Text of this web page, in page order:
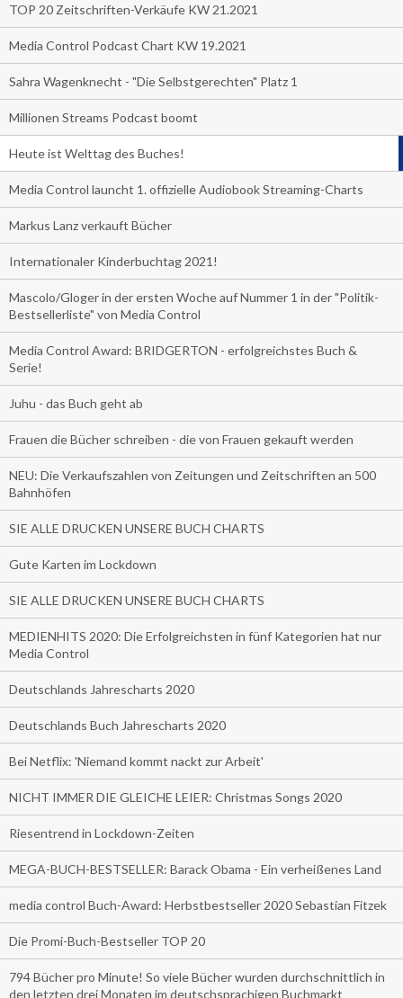
TOP 20 Zeitschriften-Verkäufe KW 21.2021
Media Control Podcast Chart KW 19.2021
Sahra Wagenknecht - "Die Selbstgerechten" Platz 1
Millionen Streams Podcast boomt
Heute ist Welttag des Buches!
Media Control launcht 1. offizielle Audiobook Streaming-Charts
Markus Lanz verkauft Bücher
Internationaler Kinderbuchtag 2021!
Mascolo/Gloger in der ersten Woche auf Nummer 1 in der "Politik-
Bestsellerliste" von Media Control
Media Control Award: BRIDGERTON - erfolgreichstes Buch &
Serie!
Juhu - das Buch geht ab
Frauen die Bücher schreiben - die von Frauen gekauft werden
NEU: Die Verkaufszahlen von Zeitungen und Zeitschriften an 500
Bahnhöfen
SIE ALLE DRUCKEN UNSERE BUCH CHARTS
Gute Karten im Lockdown
SIE ALLE DRUCKEN UNSERE BUCH CHARTS
MEDIENHITS 2020: Die Erfolgreichsten in fünf Kategorien hat nur
Media Control
Deutschlands Jahrescharts 2020
Deutschlands Buch Jahrescharts 2020
Bei Netflix: 'Niemand kommt nackt zur Arbeit'
NICHT IMMER DIE GLEICHE LEIER: Christmas Songs 2020
Riesentrend in Lockdown-Zeiten
MEGA-BUCH-BESTSELLER: Barack Obama - Ein verheißenes Land
media control Buch-Award: Herbstbestseller 2020 Sebastian Fitzek
Die Promi-Buch-Bestseller TOP 20
794 Bücher pro Minute! So viele Bücher wurden durchschnittlich in
den letzten drei Monaten im deutschsprachigen Buchmarkt